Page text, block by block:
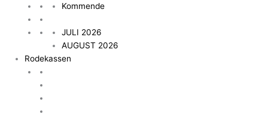
Kommende
JULI 2026
AUGUST 2026
Rodekassen